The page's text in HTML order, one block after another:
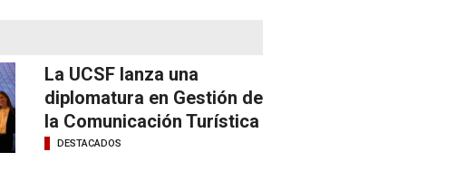
La UCSF lanza una
diplomatura en Gestión de
la Comunicación Turística
DESTACADOS